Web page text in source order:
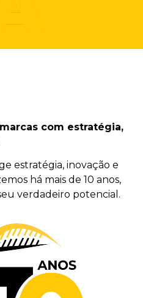
com estratégia,
estratégia, inovação e
há mais de 10 anos,
verdadeiro potencial.